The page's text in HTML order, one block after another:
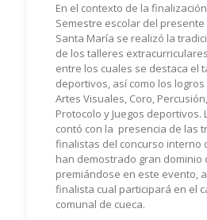
En el contexto de la
Semestre escolar del presente
Santa María se realizó la
de los talleres
entre los cuales se destaca el
deportivos, así como los
Artes Visuales, Coro,
Protocolo y Juegos deportivos.
contó con la presencia de las
finalistas del concurso interno
han demostrado gran dominio
premiándose en este evento,
finalista cual participará en el
comunal de cueca.